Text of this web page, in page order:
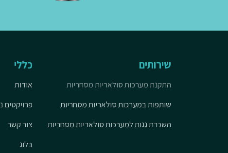
שירותים
התקנת מערכות סולאריות מסחריות
שותפות במערכות סולאריות מסחריות
השכרת גגות למערכות סולאריות מסחריות
כללי
אודות
פרויקטים
צור קשר
בלוג